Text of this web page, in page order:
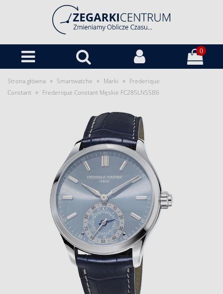
0
Strona główna » Smartwatche » Marki » Frederique
Constant » Frederique Constant Męskie FC285LNS5B6